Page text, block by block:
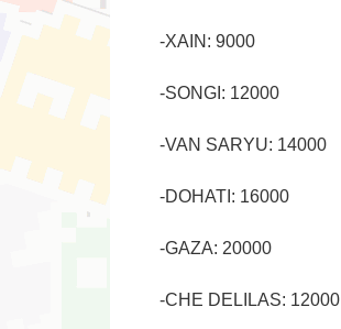
-XAIN: 9000
-SONGI: 12000
-VAN SARYU: 14000
-DOHATI: 16000
-GAZA: 20000
-CHE DELILAS: 12000